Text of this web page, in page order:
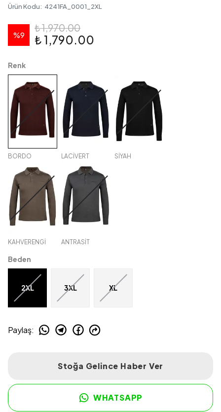
Ürün Kodu: 4241FA_0001_2XL
%9
₺ 1,970.00
₺ 1,790.00
Renk
BORDO LACİVERT SİYAH
KAHVERENGİ ANTRASİT
Beden
2XL 3XL XL
Paylaş:
Stoğa Gelince Haber Ver
WHATSAPP